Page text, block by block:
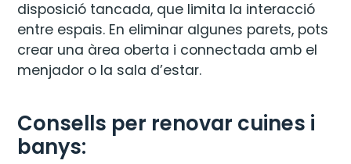
disposició tancada, que limita la interacció
entre espais. En eliminar algunes parets, pots
crear una àrea oberta i connectada amb el
menjador o la sala d’estar.
Consells per renovar cuines i
banys: